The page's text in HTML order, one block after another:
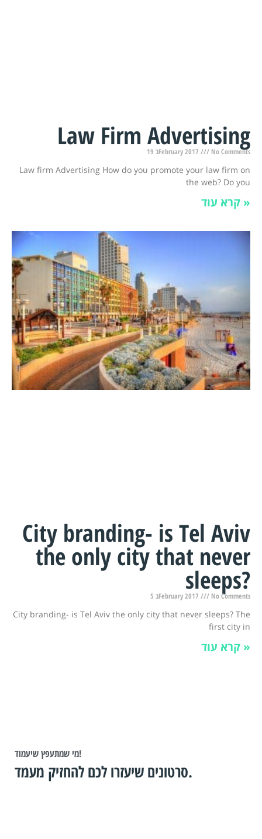
Law Firm Advertising
19 בFebruary 2017 No Comments
Law firm Advertising How do you promote your law firm on
the web? Do you
קרא עוד »
City branding- is Tel Aviv
the only city that never
sleeps?
5 בFebruary 2017 No Comments
City branding- is Tel Aviv the only city that never sleeps? The
first city in
קרא עוד »
מי שמתעפץ שיעמוד!
סרטונים שיעזרו לכם להחזיק מעמד.